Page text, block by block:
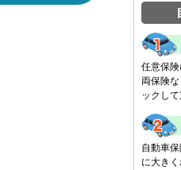
任意保
両保険
ックし
自動車
に大き